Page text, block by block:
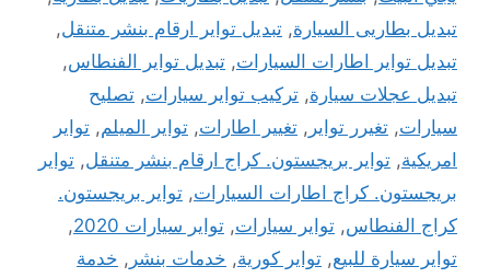
تبديل بطاريى السيارة, تبديل تواير ارقام بنشر متنقل,
تبديل تواير اطارات السيارات, تبديل تواير الفنطاس,
تبديل عجلات سيارة, تركيب تواير سيارات, تصليح
سيارات, تغيرر تواير , تغيير اطارات, تواير الميلم, تواير
امريكية, تواير بريجستون. كراج ارقام بنشر متنقل, تواير
بريجستون. كراج اطارات السيارات, تواير بريجستون.
كراج الفنطاس, تواير سيارات, تواير سيارات 2020
,
تواير سيارة للبيع, تواير كورية, خدمات بنشر , خدمة